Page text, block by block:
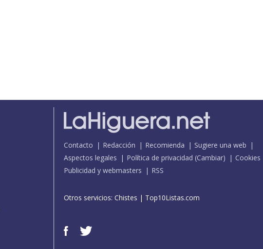
Contacto Redacción Recomienda
Sugiere una web
Aspectos legales
Política de privacidad (Cambiar)
Cookies
Publicidad y webmasters
RSS
Otros servicios: Chistes | Top10Listas.com